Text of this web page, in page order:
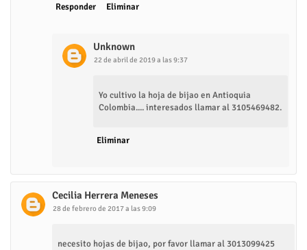
Responder Eliminar
Unknown
22 de abril de 2019 a las 9:37
Yo cultivo la hoja de bijao en Antioquia
Colombia.... interesados llamar al 3105469482.
Eliminar
Cecilia Herrera Meneses
28 de febrero de 2017 a las 9:09
necesito hojas de bijao, por favor llamar al 3013099425